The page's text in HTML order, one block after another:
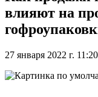
влияют на
27 января 2022 г. 11:20